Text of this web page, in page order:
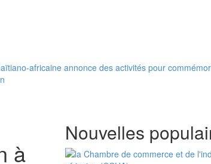
africaine annonce des activités pour
à
Nouvelles